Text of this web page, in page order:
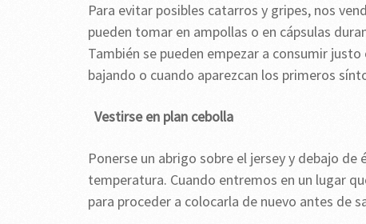
Para evitar posibles catarros y gripes, nos
pueden tomar en ampollas o en cápsulas
También se pueden empezar a consumir
bajando o cuando aparezcan los primeros
Vestirse en plan cebolla
Ponerse un abrigo sobre el jersey y debajo
temperatura. Cuando entremos en un lugar
para proceder a colocarla de nuevo antes de